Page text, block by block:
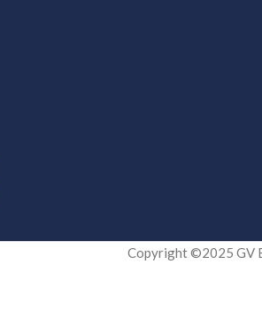
Copyright ©2025 GV